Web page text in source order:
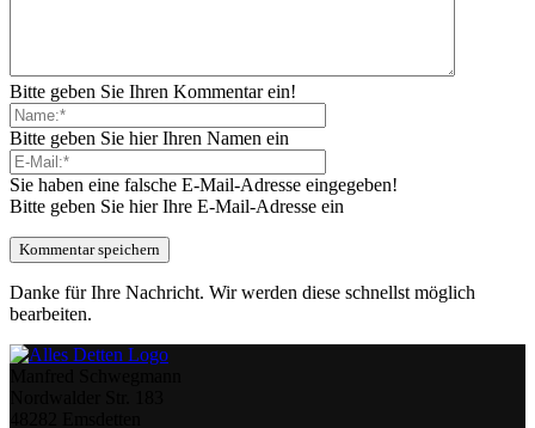
Bitte geben Sie Ihren Kommentar ein!
Bitte geben Sie hier Ihren Namen ein
Sie haben eine falsche E-Mail-Adresse eingegeben!
Bitte geben Sie hier Ihre E-Mail-Adresse ein
Danke für Ihre Nachricht. Wir werden diese schnellst möglich
bearbeiten.